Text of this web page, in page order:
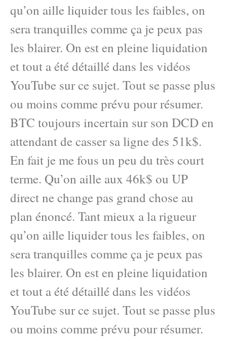
qu’on aille liquider tous les faibles, on
sera tranquilles comme ça je peux pas
les blairer. On est en pleine liquidation
et tout a été détaillé dans les vidéos
YouTube sur ce sujet. Tout se passe plus
ou moins comme prévu pour résumer.
BTC toujours incertain sur son DCD en
attendant de casser sa ligne des 51k$.
En fait je me fous un peu du très court
terme. Qu’on aille aux 46k$ ou UP
direct ne change pas grand chose au
plan énoncé. Tant mieux a la rigueur
qu’on aille liquider tous les faibles, on
sera tranquilles comme ça je peux pas
les blairer. On est en pleine liquidation
et tout a été détaillé dans les vidéos
YouTube sur ce sujet. Tout se passe plus
ou moins comme prévu pour résumer.